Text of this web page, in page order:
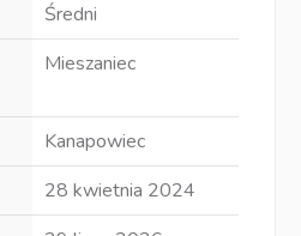
Średni
Mieszaniec
Kanapowiec
28 kwietnia 2024